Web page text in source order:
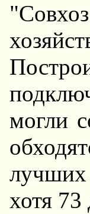
могли
лучших
хотя